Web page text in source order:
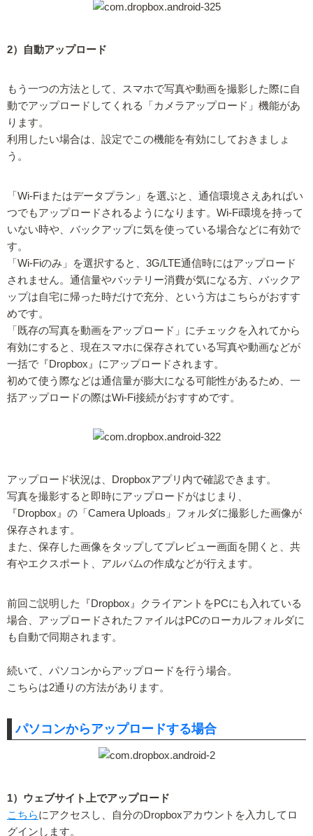
2）自動アップロード
もう一つの方法として、スマホで写真や動画を撮影した際に自
動でアップロードしてくれる「カメラアップロード」機能があ
ります。
利用したい場合は、設定でこの機能を有効にしておきましょ
う。
「Wi-Fiまたはデータプラン」を選ぶと、通信環境さえあればい
つでもアップロードされるようになります。Wi-Fi環境を持って
いない時や、バックアップに気を使っている場合などに有効で
す。
「Wi-Fiのみ」を選択すると、3G/LTE通信時にはアップロード
されません。通信量やバッテリー消費が気になる方、バックア
ップは自宅に帰った時だけで充分、という方はこちらがおすす
めです。
「既存の写真を動画をアップロード」にチェックを入れてから
有効にすると、現在スマホに保存されている写真や動画などが
一括で『Dropbox』にアップロードされます。
初めて使う際などは通信量が膨大になる可能性があるため、一
括アップロードの際はWi-Fi接続がおすすめです。
アップロード状況は、Dropboxアプリ内で確認できます。
写真を撮影すると即時にアップロードがはじまり、
『Dropbox』の「Camera Uploads」フォルダに撮影した画像が
保存されます。
また、保存した画像をタップしてプレビュー画面を開くと、共
有やエクスポート、アルバムの作成などが行えます。
前回ご説明した『Dropbox』クライアントをPCにも入れている
場合、アップロードされたファイルはPCのローカルフォルダに
も自動で同期されます。
続いて、パソコンからアップロードを行う場合。
こちらは2通りの方法があります。
パソコンからアップロードする場合
1）ウェブサイト上でアップロード
こちらにアクセスし、自分のDropboxアカウントを入力してロ
グインします。